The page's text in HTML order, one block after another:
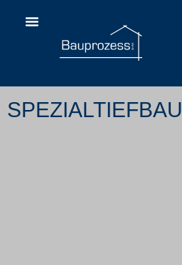
SPEZIALTIEFBAU